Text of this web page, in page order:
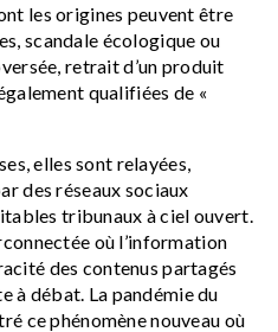
les origines peuvent être
scandale écologique ou
retrait d’un produit
qualifiées de «
elles sont relayées,
des réseaux sociaux
tribunaux à ciel ouvert.
où l’information
des contenus partagés
à débat. La pandémie du
ce phénomène nouveau où